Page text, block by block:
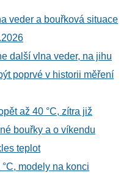
veder a bouřková situace
další vlna veder, na jihu
poprvé v historii měření
až 40 °C, zítra již
bouřky a o víkendu
teplot
modely na konci